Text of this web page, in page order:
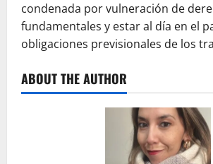
condenada por vulneración de
fundamentales y estar al día en el
obligaciones previsionales de los
ABOUT THE AUTHOR